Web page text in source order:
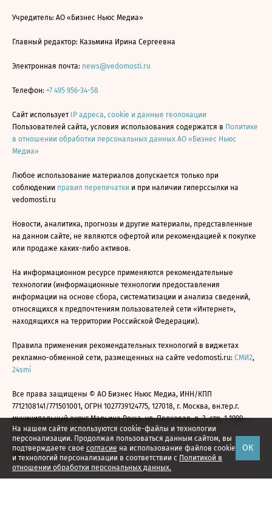
На нашем сайте используются cookie-файлы и технологии
персонализации. Продолжая пользоваться данным сайтом, вы
подтверждаете свое согласие на использование файлов cookie
и технологий персонализации в соответствии с Политикой в
отношении обработки персональных данных.
ОК
Учредитель: АО «Бизнес Ньюс Медиа»
Главный редактор: Казьмина Ирина Сергеевна
Электронная почта: news@vedomosti.ru
Телефон: +7 495 956-34-58
Сайт использует IP адреса, cookie и данные геолокации
Пользователей сайта, условия использования содержатся в Политике
в отношении обработки персональных данных АО «Бизнес Ньюс
Медиа»
Любое использование материалов допускается только при
соблюдении правил перепечатки и при наличии гиперссылки на
vedomosti.ru
Новости, аналитика, прогнозы и другие материалы, представленные
на данном сайте, не являются офертой или рекомендацией к покупке
или продаже каких-либо активов.
На информационном ресурсе применяются рекомендательные
технологии (информационные технологии предоставления
информации на основе сбора, систематизации и анализа сведений,
относящихся к предпочтениям пользователей сети «Интернет»,
находящихся на территории Российской Федерации).
Правила применения рекомендательных технологий в виджетах
рекламно-обменной сети, размещенных на сайте vedomosti.ru: СМИ2,
24smi
Все права защищены © АО Бизнес Ньюс Медиа, ИНН/КПП
7712108141/771501001, ОГРН 1027739124775, 127018, г. Москва, вн.тер.г.
муниципальный округ Марьина Роща, ул. Полковая, д. 3, стр. 1 1999—
2026